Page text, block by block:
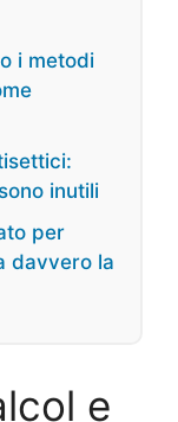
i metodi
inutili
per
davvero la
e